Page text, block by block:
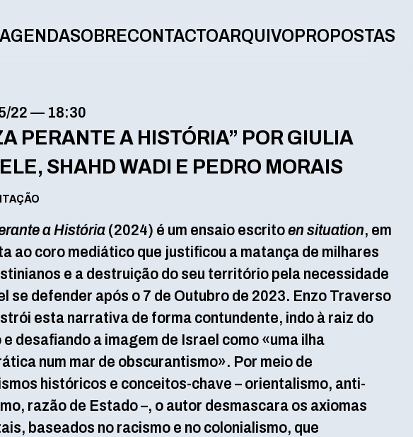
AGENDASOBRECONTACTOARQUIVO PROPOSTAS
22 — 18:30
PERANTE A HISTÓRIA” POR GIULIA
SHAHD WADI E PEDRO MORAIS
a História(2024) é um ensaio escritoen situation, em
ao coro mediático que justificou a matança de milhares
e a destruição do seu território pela necessidade
se defender após o 7 de Outubro de 2023. Enzo Traverso
esta narrativa de forma contundente, indo à raiz do
desafiando a imagem de Israel como «uma ilha
num mar de obscurantismo». Por meio de
históricos e conceitos-chave – orientalismo, anti-
razão de Estado –, o autor desmascara os axiomas
baseados no racismo e no colonialismo, que